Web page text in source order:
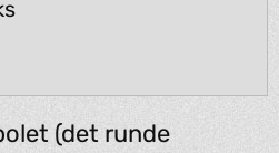
(det runde